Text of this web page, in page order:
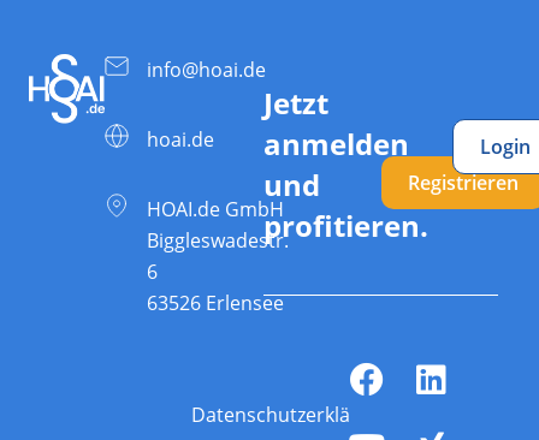
info@hoai.de
hoai.de
HOAI.de GmbH
Biggleswadestr.
6
63526 Erlensee
Jetzt
anmelden
und
profitieren.
Registrieren
Login
Datenschutzerklärung